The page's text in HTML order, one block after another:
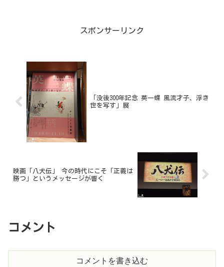
スポンサーリンク
「没後300年記念 英一蝶 風流才子、浮き
世を写す」展
映画「八犬伝」 今の時代にこそ「正義は
勝つ」というメッセージが響く
コメント
コメントを書き込む